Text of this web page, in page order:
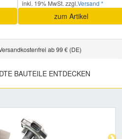
inkl. 19% MwSt. zzgl.Versand *
zum Artikel
ab 99 € (DE)
BAUTEILE ENTDECKEN